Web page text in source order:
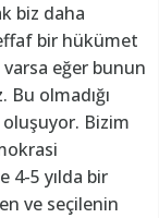
biz daha
bir hükümet
eğer bunun
Bu olmadığı
Bizim
4-5 yılda bir
ve seçilenin